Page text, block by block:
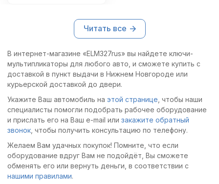
подогнаны идеально.Читать все
В интернет-магазине «ELM327rus» вы найдете ключи-
мультипликаторы для любого авто, и сможете купить с
доставкой в пункт выдачи в Нижнем Новгороде или
курьерской доставкой до двери.
Укажите Ваш автомобиль на этой странице , чтобы наши
специалисты помогли подобрать рабочее оборудование
и прислать его на Ваш e-mail или закажите обратный
звонок , чтобы получить консультацию по телефону.
Желаем Вам удачных покупок! Помните, что если
оборудование вдруг Вам не подойдёт, Вы сможете
обменять его или вернуть деньги, в соответствии с
нашими правилами.